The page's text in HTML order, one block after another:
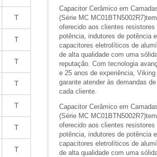
T
T
T
T
T
T
T
Capacitor Cerâmico em
(Série MC MC01BTN5002R7)tem
oferecido aos clientes resistores
potência, indutores de potência e
capacitores eletrolíticos de
de alta qualidade com uma
reputação. Com tecnologia
e 25 anos de experiência, Viking
garante atender às demandas de
cada cliente.
Capacitor Cerâmico em
(Série MC MC01BTN5002R7)tem
oferecido aos clientes resistores
potência, indutores de potência e
capacitores eletrolíticos de
de alta qualidade com uma